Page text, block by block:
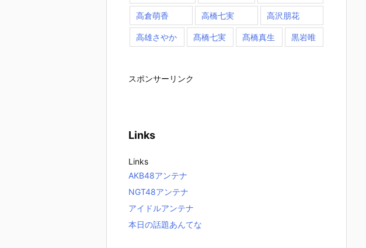
高倉萌香 高橋七実 高沢朋花
高雄さやか 髙橋七実 髙橋真生 黒岩唯
スポンサーリンク
Links
Links
AKB48アンテナ
NGT48アンテナ
アイドルアンテナ
本日の話題あんてな